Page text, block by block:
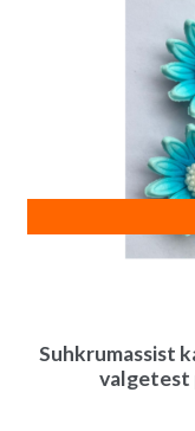
Suhkrumassist
valgetest